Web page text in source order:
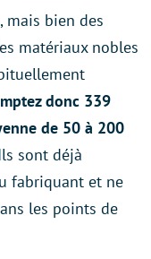
mais bien des
matériaux nobles
donc 339
de 50 à 200
sont déjà
fabriquant et ne
les points de